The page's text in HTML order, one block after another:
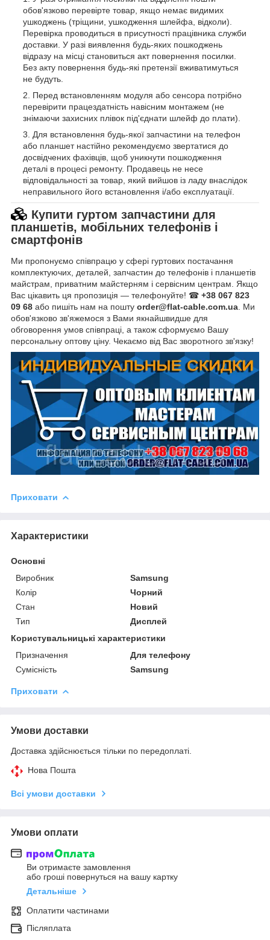
обов'язково перевірте товар, якщо немає видимих
ушкоджень (тріщини, ушкодження шлейфа, відколи).
Перевірка проводиться в присутності працівника служби
доставки. У разі виявлення будь-яких пошкоджень
відразу на місці становиться акт повернення посилки.
Без акту повернення будь-які претензії вживатимуться
не будуть.
Перед встановленням модуля або сенсора потрібно
перевірити працездатність навісним монтажем (не
знімаючи захисних плівок під'єднати шлейф до плати).
Для встановлення будь-якої запчастини на телефон
або планшет настійно рекомендуємо звертатися до
досвідчених фахівців, щоб уникнути пошкодження
деталі в процесі ремонту. Продавець не несе
відповідальності за товар, який вийшов із ладу внаслідок
неправильного його встановлення і/або експлуатації.
Купити гуртом запчастини для
планшетів, мобільних телефонів і
смартфонів
Ми пропонуємо співпрацю у сфері гуртових постачання
комплектуючих, деталей, запчастин до телефонів і планшетів
майстрам, приватним майстерням і сервісним центрам. Якщо
Вас цікавить ця пропозиція — телефонуйте! ☎ +38 067 823
09 68 або пишіть нам на пошту order@flat-cable.com.ua. Ми
обов'язково зв'яжемося з Вами якнайшвидше для
обговорення умов співпраці, а також сформуємо Вашу
персональну оптову ціну. Чекаємо від Вас зворотного зв'язку!
Приховати
Характеристики
Основні
Виробник
Samsung
Колір
Чорний
Стан
Новий
Тип
Дисплей
Користувальницькі характеристики
Призначення
Для телефону
Сумісність
Samsung
Приховати
Умови доставки
Доставка здійснюється тільки по передоплаті.
Нова Пошта
Всі умови доставки
Умови оплати
Ви отримаєте замовлення
або гроші повернуться на вашу картку
Детальніше
Оплатити частинами
Післяплата